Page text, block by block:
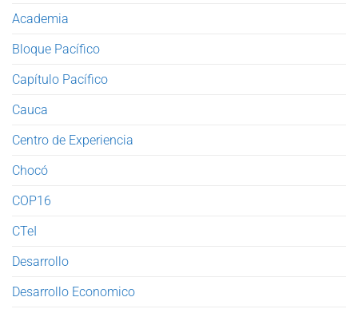
Academia
Bloque Pacífico
Capítulo Pacífico
Cauca
Centro de Experiencia
Chocó
COP16
CTeI
Desarrollo
Desarrollo Economico